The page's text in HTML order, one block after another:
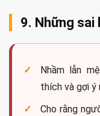
9. Những sai
Nhầm lẫn
thích và gợi ý
Cho rằng